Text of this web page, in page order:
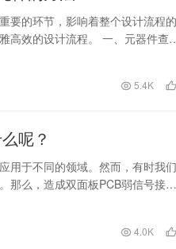
要的环节，影响着整个设计流程的
高效的设计流程。 一、元器件查
5.4K
呢？
用于不同的领域。然而，有时我们
那么，造成双面板PCB弱信号接收
4.0K